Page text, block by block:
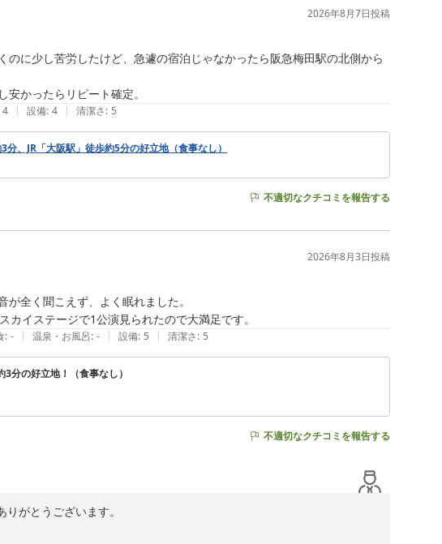
2026年8月7日投稿
に少し苦労したけど、急遽の宿泊じゃなかったら阪急梅田駅の北側から
かったらリピート確定。
4 | 設備: 4 | 清潔さ: 5
、JR「大阪駅」徒歩約5分の好立地（食事なし）
不適切なクチコミを報告する
2026年8月3日投稿
全く聞こえず、よく眠れました。
イステージで1公演見られたので大満足です。
: - | 温泉・お風呂: - | 設備: 5 | 清潔さ: 5
分の好立地！（食事なし）
不適切なクチコミを報告する
がとうございます。
お礼申し上げます。